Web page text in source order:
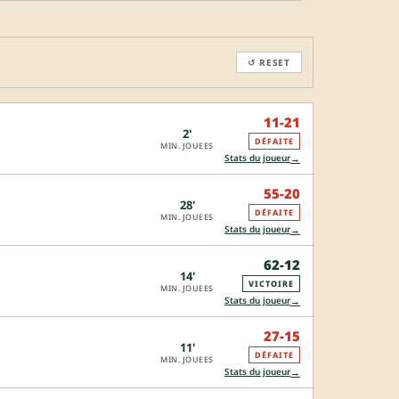
↺ RESET
2'
MIN. JOUEES
11-21
DÉFAITE
Stats du joueur→
28'
MIN. JOUEES
55-20
DÉFAITE
Stats du joueur→
14'
MIN. JOUEES
62-12
VICTOIRE
Stats du joueur→
11'
MIN. JOUEES
27-15
DÉFAITE
Stats du joueur→